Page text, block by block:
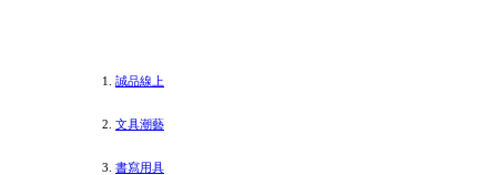
誠品線上
文具潮藝
書寫用具